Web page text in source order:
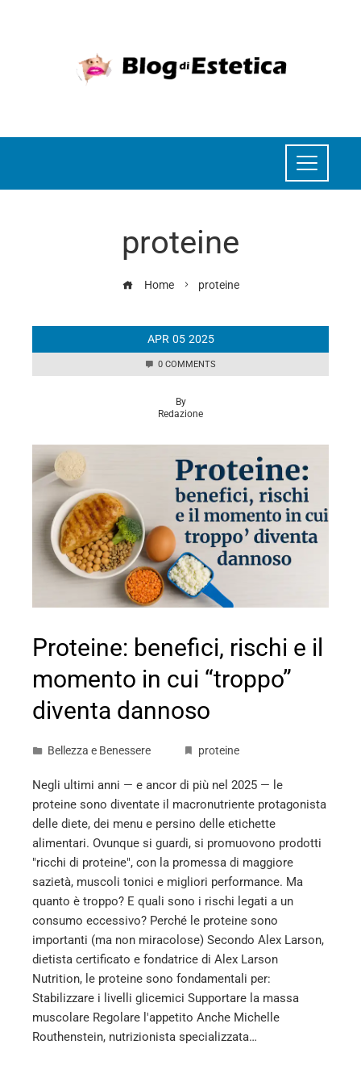
proteine
Home proteine
APR 05 2025
0 COMMENTS
By
Redazione
Proteine: benefici, rischi e il
momento in cui “troppo”
diventa dannoso
Bellezza e Benessere proteine
Negli ultimi anni — e ancor di più nel 2025 — le
proteine sono diventate il macronutriente protagonista
delle diete, dei menu e persino delle etichette
alimentari. Ovunque si guardi, si promuovono prodotti
"ricchi di proteine", con la promessa di maggiore
sazietà, muscoli tonici e migliori performance. Ma
quanto è troppo? E quali sono i rischi legati a un
consumo eccessivo? Perché le proteine sono
importanti (ma non miracolose) Secondo Alex Larson,
dietista certificato e fondatrice di Alex Larson
Nutrition, le proteine sono fondamentali per:
Stabilizzare i livelli glicemici Supportare la massa
muscolare Regolare l'appetito Anche Michelle
Routhenstein, nutrizionista specializzata…